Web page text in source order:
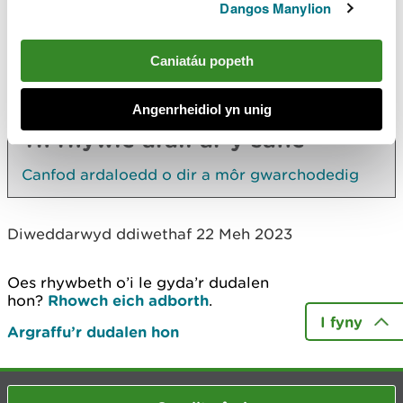
Dangos Manylion
Caniatáu popeth
Angenrheidiol yn unig
prosiectau seilwaith arwyddocaol
Yn rhywle arall ar y safle
Canfod ardaloedd o dir a môr gwarchodedig
Diweddarwyd ddiwethaf 22 Meh 2023
Oes rhywbeth o’i le gyda’r dudalen
hon? Rhowch eich adborth.
Argraffu’r dudalen hon
I fyny